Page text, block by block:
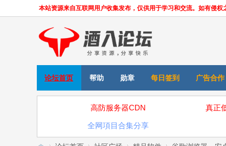
本站资源来自互联网用户收集发布，仅供用于学习和交流。如有侵
论坛首页 帮助 勋章 每日签到 广告合作
高防服务器CDN 真正
全网項目合集分享